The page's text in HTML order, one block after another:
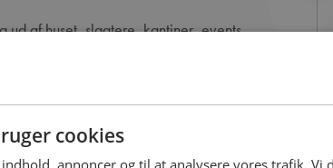
ud af huset, slagtere, kantiner, events,
Danmark og Norden.
cookies
annoncer og til at analysere vores trafik. Vi